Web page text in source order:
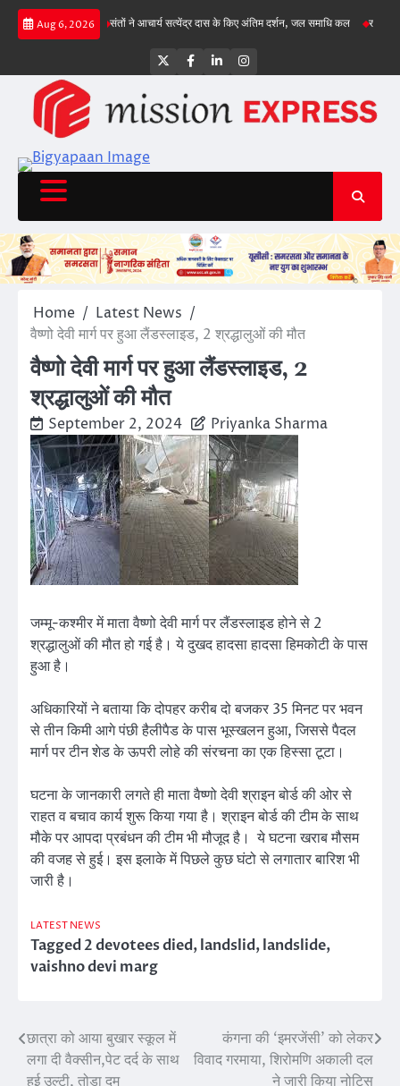
Skip
Aug 6, 2026
गिल क्रीज पर संतों ने आचार्य सत्येंद्र दास के किए अंतिम दर्शन, जल समाधि कल राज्य सड़क
Twitter
Facebook
LinkedInInstagram
Home
Latest News
वैष्णो देवी मार्ग पर हुआ लैंडस्लाइड, 2 श्रद्धालुओं की मौत
वैष्णो देवी मार्ग पर हुआ लैंडस्लाइड, 2
श्रद्धालुओं की मौत
September 2, 2024 Priyanka Sharma
जम्मू-कश्मीर में माता वैष्णो देवी मार्ग पर लैंडस्लाइड होने से 2
श्रद्धालुओं की मौत हो गई है। ये दुखद हादसा हादसा हिमकोटी के पास
हुआ है।
अधिकारियों ने बताया कि दोपहर करीब दो बजकर 35 मिनट पर भवन
से तीन किमी आगे पंछी हैलीपैड के पास भूस्खलन हुआ, जिससे पैदल
मार्ग पर टीन शेड के ऊपरी लोहे की संरचना का एक हिस्सा टूटा।
घटना के जानकारी लगते ही माता वैष्णो देवी श्राइन बोर्ड की ओर से
राहत व बचाव कार्य शुरू किया गया है। श्राइन बोर्ड की टीम के साथ
मौके पर आपदा प्रबंधन की टीम भी मौजूद है। ये घटना खराब मौसम
की वजह से हुई। इस इलाके में पिछले कुछ घंटो से लगातार बारिश भी
जारी है।
LATEST NEWS
Tagged2 devotees died,landslid,landslide,
vaishno devi marg
Post
navigation
छात्रा को आया बुखार स्कूल में
लगा दी वैक्सीन,पेट दर्द के साथ
हुई उल्टी, तोड़ा दम
कंगना की ‘इमरजेंसी’ को लेकर
विवाद गरमाया, शिरोमणि अकाली दल
ने जारी किया नोटिस